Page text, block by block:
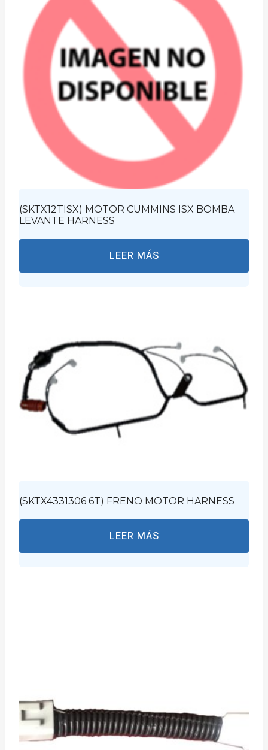
(SKTX12TISX) MOTOR CUMMINS ISX BOMBA
LEVANTE HARNESS
LEER MÁS
(SKTX4331306 6T) FRENO MOTOR HARNESS
LEER MÁS